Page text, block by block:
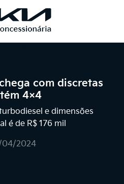
com discretas
4×4
e dimensões
é de R$ 176 mil
04/2024